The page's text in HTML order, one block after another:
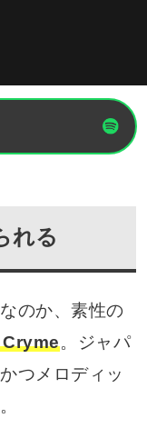
れる
のか、素性の
。ジャパ
つメロディッ